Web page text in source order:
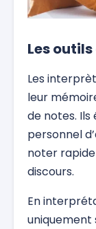
Les
Les
leur
de notes.
personnel
noter
discours.
En
uniquement